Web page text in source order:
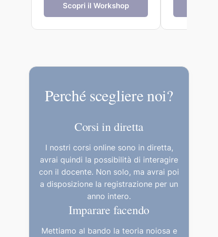
Scopri il Workshop
Perché scegliere noi?
Corsi in diretta
I nostri corsi online sono in diretta,
avrai quindi la possibilità di interagire
con il docente. Non solo, ma avrai poi
a disposizione la registrazione per un
anno intero.
Imparare facendo
Mettiamo al bando la teoria noiosa e